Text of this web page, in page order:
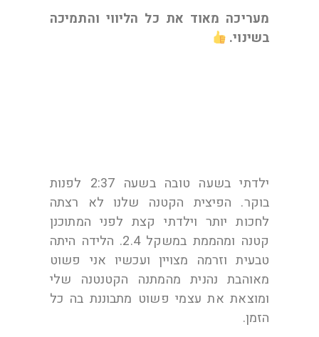
מעריכה מאוד את כל הליווי והתמיכה
בשינוי.
ילדתי בשעה טובה בשעה 2:37 לפנות
בוקר. הפיצית הקטנה שלנו לא רצתה
לחכות יותר וילדתי קצת לפני המתוכנן
קטנה ומהממת במשקל 2.4. הלידה היתה
טבעית וזרמה מצויין ועכשיו אני פשוט
מאוהבת נהנית מהמתנה הקטנטנה שלי
ומוצאת את עצמי פשוט מתבוננת בה כל
הזמן.